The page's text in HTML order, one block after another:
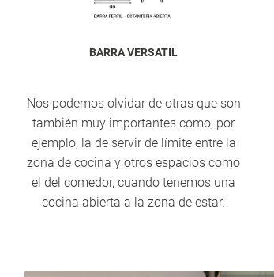
BARRA VERSATIL
Nos podemos olvidar de otras que son
también muy importantes como, por
ejemplo, la de servir de límite entre la
zona de cocina y otros espacios como
el del comedor, cuando tenemos una
cocina abierta a la zona de estar.